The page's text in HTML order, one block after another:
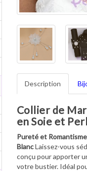
Description
Collier de
en Soie et
Pureté et
BlancLaissez-vous
conçu pour apporter
votre bustier. Idéal